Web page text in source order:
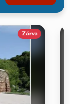
Zárva